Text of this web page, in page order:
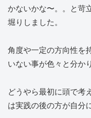
かないかな〜。。と苛
堀りしました。
角度や一定の方向性を
いない事が色々と分か
どうやら最初に頭で考
は実践の後の方が自分